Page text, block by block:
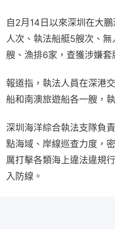
自2月14日以來深圳在大
人次、執法船艇5艘次、
艘、漁排6家，查獲涉嫌套
報道指，執法人員在深港
船和南澳旅遊船各一艘，
深圳海洋綜合執法支隊負
點海域、岸線巡查力度，
厲打擊各類海上違法違規
入防線。